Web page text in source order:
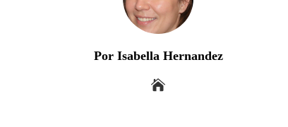
Por Isabella Hernandez